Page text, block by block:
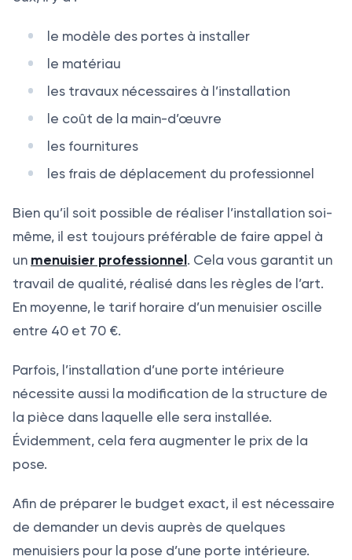
le modèle des portes à installer
le matériau
les travaux nécessaires à l’installation
le coût de la main-d’œuvre
les fournitures
les frais de déplacement du professionnel
Bien qu’il soit possible de réaliser l’installation soi-
même, il est toujours préférable de faire appel à
un menuisier professionnel. Cela vous garantit un
travail de qualité, réalisé dans les règles de l’art.
En moyenne, le tarif horaire d’un menuisier oscille
entre 40 et 70 €.
Parfois, l’installation d’une porte intérieure
nécessite aussi la modification de la structure de
la pièce dans laquelle elle sera installée.
Évidemment, cela fera augmenter le prix de la
pose.
Afin de préparer le budget exact, il est nécessaire
de demander un devis auprès de quelques
menuisiers pour la pose d’une porte intérieure.